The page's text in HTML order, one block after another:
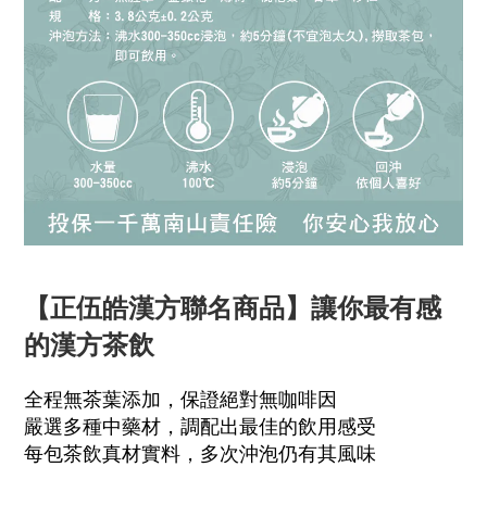
【正伍皓漢方聯名商品】讓你最有感
的漢方茶飲
全程無茶葉添加，保證絕對無咖啡因
嚴選多種中藥材，調配出最佳的飲用感受
每包茶飲真材實料，多次沖泡仍有其風味